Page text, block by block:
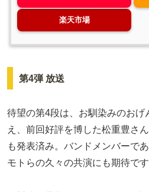
楽天市場
第4弾 放送
待望の第4段は、お馴染みのおげ
え、前回好評を博した松重豊さ
も発表済み。バンドメンバーで
モトらの久々の共演にも期待です